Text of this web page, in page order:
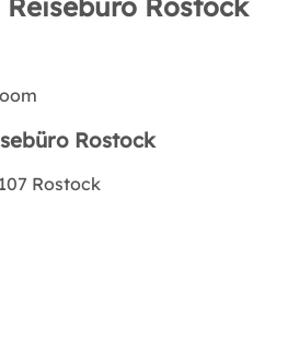
Rostock
Rostock